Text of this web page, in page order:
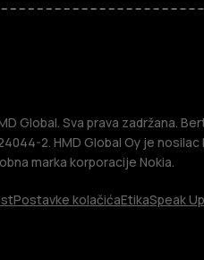
telefoni
Global. Sva prava zadržana.
2. HMD Global Oy je
marka korporacije Nokia.
Postavke kolačićaEtikaSpeak